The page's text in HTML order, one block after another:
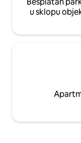
u sklopu